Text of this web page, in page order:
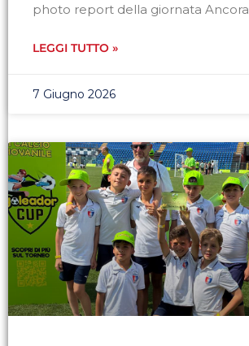
photo report della giornata Ancora
LEGGI TUTTO »
7 Giugno 2026